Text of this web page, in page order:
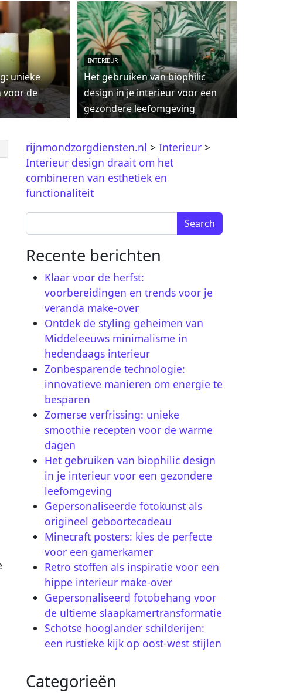
unieke
voor de
INTERIEUR
Het gebruiken van biophilic
design in je interieur voor een
gezondere leefomgeving
rijnmondzorgdiensten.nl > Interieur >
Interieur design draait om het
combineren van esthetiek en
functionaliteit
Search for:
Recente berichten
Klaar voor de herfst:
voorbereidingen en trends voor je
veranda make-over
Ontdek de styling geheimen van
Middeleeuws minimalisme in
hedendaags interieur
Zonbesparende technologie:
innovatieve manieren om energie te
besparen
Zomerse verfrissing: unieke
smoothie recepten voor de warme
dagen
Het gebruiken van biophilic design
in je interieur voor een gezondere
leefomgeving
Gepersonaliseerde fotokunst als
origineel geboortecadeau
Minecraft posters: kies de perfecte
voor een gamerkamer
Retro stoffen als inspiratie voor een
hippe interieur make-over
Gepersonaliseerd fotobehang voor
de ultieme slaapkamertransformatie
Schotse hooglander schilderijen:
een rustieke kijk op oost-west stijlen
Categorieën